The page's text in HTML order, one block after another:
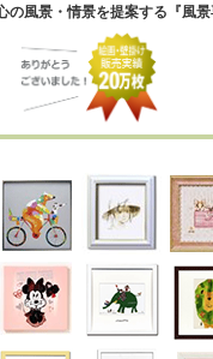
の風景・情景を提案する『